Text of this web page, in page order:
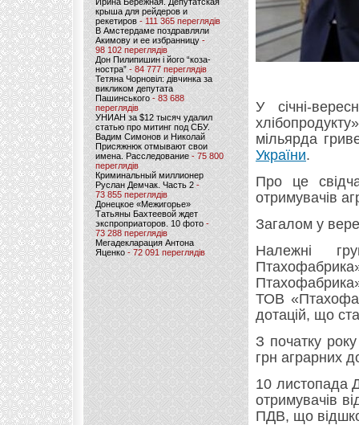
крыша для рейдеров и
рекетиров - 111 365 переглядів
В Амстердаме поздравляли
Акимову и ее избранницу -
98 102 переглядів
Дон Пилипишин і його “коза-
ностра” - 84 777 переглядів
Тетяна Чорновіл: дівчинка за
викликом депутата
Пашинського- 83 688
переглядів
УНИАН за $12 тысяч удалил
статью про митинг под СБУ.
Вадим Симонов и Николай
Присяжнюк отмывают свои
имена. Расследование - 75 800
переглядів
Криминальный миллионер
Руслан Демчак. Часть 2-
73 855 переглядів
Донецкое «Межигорье»
Татьяны Бахтеевой ждет
экспроприаторов. 10 фото -
73 288 переглядів
Мегадекларация Антона
Яценко - 72 091 переглядів
У січні-
мільярда
України.
Про це
отримувачів
Загалом у
Належні
ТОВ
дотацій, що
З початку
грн аграрних
10 листопада
отримувачів
ПДВ, що